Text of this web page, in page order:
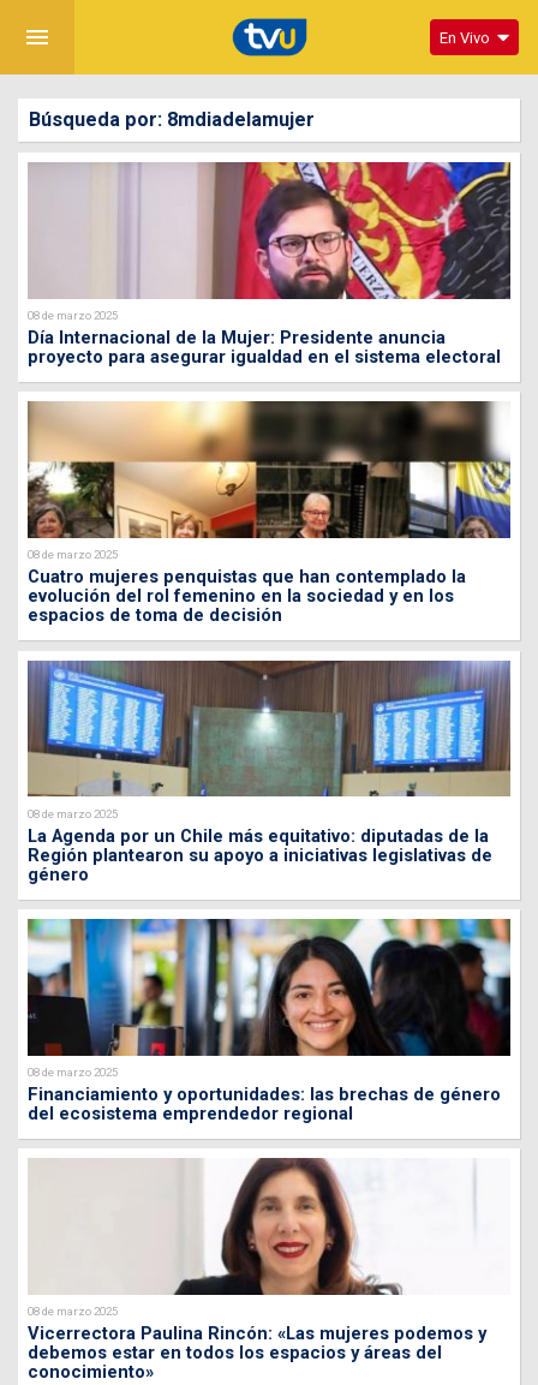
menu En Vivo
Búsqueda por: 8mdiadelamujer
08 de marzo 2025
Día Internacional de la Mujer: Presidente anuncia
proyecto para asegurar igualdad en el sistema electoral
08 de marzo 2025
Cuatro mujeres penquistas que han contemplado la
evolución del rol femenino en la sociedad y en los
espacios de toma de decisión
08 de marzo 2025
La Agenda por un Chile más equitativo: diputadas de la
Región plantearon su apoyo a iniciativas legislativas de
género
08 de marzo 2025
Financiamiento y oportunidades: las brechas de género
del ecosistema emprendedor regional
08 de marzo 2025
Vicerrectora Paulina Rincón: «Las mujeres podemos y
debemos estar en todos los espacios y áreas del
conocimiento»